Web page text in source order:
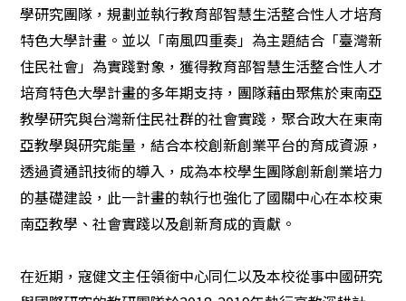
學研究團隊，規劃並執行教育部智慧生活整合性人才培育
特色大學計畫。並以「南風四重奏」為主題結合「臺灣新
住民社會」為實踐對象，獲得教育部智慧生活整合性人才
培育特色大學計畫的多年期支持，團隊藉由聚焦於東南亞
教學研究與台灣新住民社群的社會實踐，聚合政大在東南
亞教學與研究能量，結合本校創新創業平台的育成資源，
透過資通訊技術的導入，成為本校學生團隊創新創業培力
的基礎建設，此一計畫的執行也強化了國關中心在本校東
南亞教學、社會實踐以及創新育成的貢獻。
在近期，寇健文主任領銜中心同仁以及本校從事中國研究